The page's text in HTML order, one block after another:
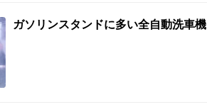
ガソリンスタンドに多い全自動洗車機